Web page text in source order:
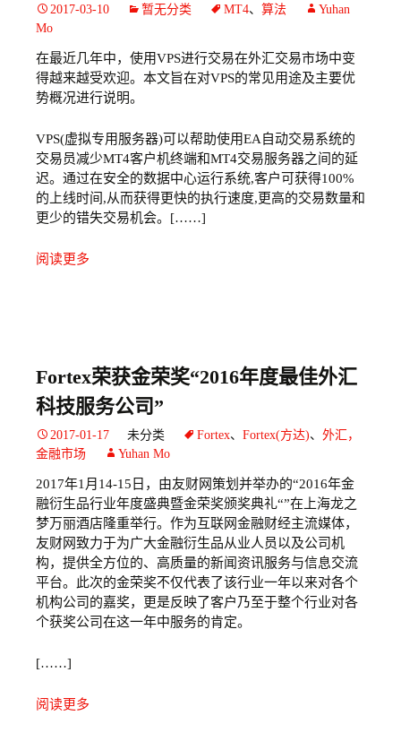
2017-03-10 暂无分类 MT4、 算法
Yuhan
Mo
在最近几年中，使用VPS进行交易在外汇交易市场中变
得越来越受欢迎。本文旨在对VPS的常见用途及主要优
势概况进行说明。
VPS(虚拟专用服务器)可以帮助使用EA自动交易系统的
交易员减少MT4客户机终端和MT4交易服务器之间的延
迟。通过在安全的数据中心运行系统,客户可获得100%
的上线时间,从而获得更快的执行速度,更高的交易数量和
更少的错失交易机会。[……]
阅读更多
Fortex荣获金荣奖“2016年度最佳外汇
科技服务公司”
2017-01-17 未分类 Fortex、 Fortex(方达)、 外汇，
金融市场
Yuhan Mo
2017年1月14-15日，由友财网策划并举办的“2016年金
融衍生品行业年度盛典暨金荣奖颁奖典礼“”在上海龙之
梦万丽酒店隆重举行。作为互联网金融财经主流媒体，
友财网致力于为广大金融衍生品从业人员以及公司机
构，提供全方位的、高质量的新闻资讯服务与信息交流
平台。此次的金荣奖不仅代表了该行业一年以来对各个
机构公司的嘉奖，更是反映了客户乃至于整个行业对各
个获奖公司在这一年中服务的肯定。
[……]
阅读更多